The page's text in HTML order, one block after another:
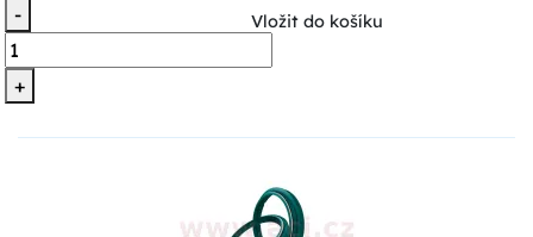
-
+
Vložit do košíku